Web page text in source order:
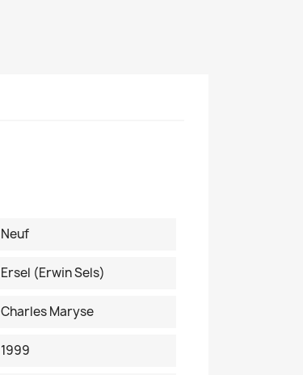
Neuf
Ersel (Erwin Sels)
Charles Maryse
1999